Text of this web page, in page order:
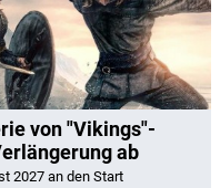
von "Vikings"-
ab
2027 an den Start